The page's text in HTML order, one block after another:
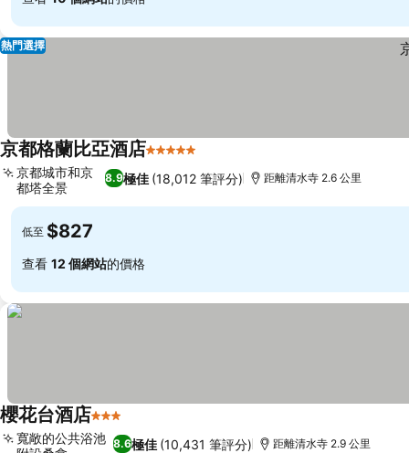
熱門選擇
京都格蘭比亞酒店5 星級
8.9極佳 (18,012 筆評分)
京都城市和京
都塔全景
距離清水寺 2.6 公里
低至 $827
查看 12 個網站的價格
櫻花台酒店3 星級
8.6極佳 (10,431 筆評分)
寬敞的公共浴池
距離清水寺 2.9 公里